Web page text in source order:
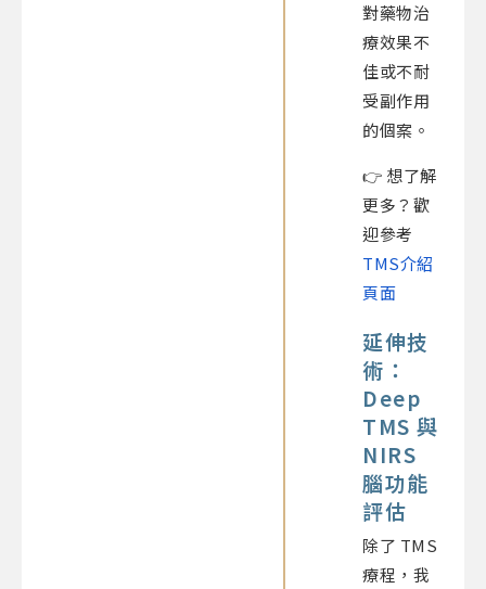
對藥物治
療效果不
佳或不耐
受副作用
的個案。
👉 想了解
更多？歡
迎參考
TMS介紹
頁面
延伸技
術：
Deep
TMS 與
NIRS
腦功能
評估
除了 TMS
療程，我